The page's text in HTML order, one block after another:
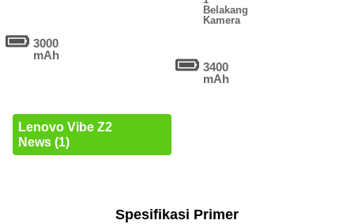
3000
mAh
Lenovo Vibe Z2
News (1)
Belakang
Kamera
3400
mAh
Spesifikasi Primer